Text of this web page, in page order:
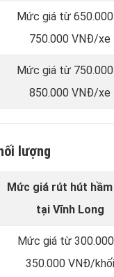
Mức giá từ
750.000 VNĐ/xe
Mức giá từ
850.000 VNĐ/xe
lượng
Mức giá rút hút
tại Vĩnh Long
Mức giá từ
350.000 VNĐ/khối